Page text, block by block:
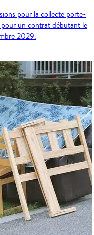
pour la collecte porte-
un contrat débutant le
2029.